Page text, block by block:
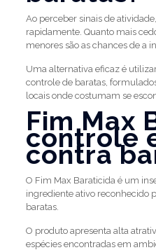
Ao perceber sinais de
rapidamente. Quanto mais
menores são as chances de a
Uma alternativa eficaz é
controle de baratas,
locais onde costumam se
Fim Max
controle
contra
O Fim Max Baraticida é um
ingrediente ativo reconhecido
baratas.
O produto apresenta alta
espécies encontradas em